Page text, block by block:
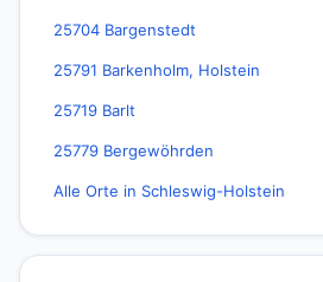
25704 Bargenstedt
25791 Barkenholm, Holstein
25719 Barlt
25779 Bergewöhrden
Alle Orte in Schleswig-Holstein